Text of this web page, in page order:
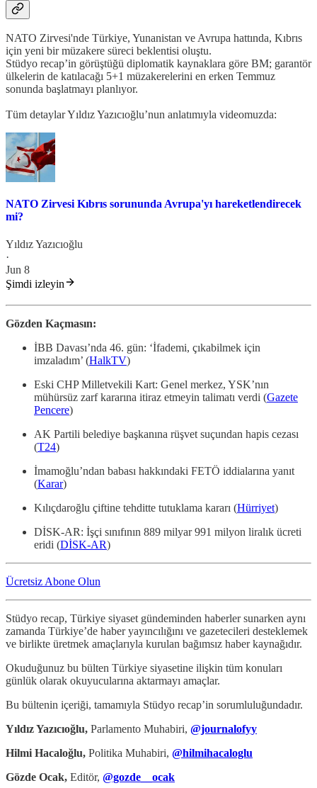
NATO Zirvesi'nde Türkiye, Yunanistan ve Avrupa hattında, Kıbrıs
için yeni bir müzakere süreci beklentisi oluştu.
Stüdyo recap’in görüştüğü diplomatik kaynaklara göre BM; garantör
ülkelerin de katılacağı 5+1 müzakerelerini en erken Temmuz
sonunda başlatmayı planlıyor.
Tüm detaylar Yıldız Yazıcıoğlu’nun anlatımıyla videomuzda:
NATO Zirvesi Kıbrıs sorununda Avrupa'yı hareketlendirecek
mi?
Yıldız Yazıcıoğlu
·
Jun 8
Şimdi izleyin
Gözden Kaçmasın:
İBB Davası’nda 46. gün: ‘İfademi, çıkabilmek için
imzaladım’ (HalkTV)
Eski CHP Milletvekili Kart: Genel merkez, YSK’nın
mühürsüz zarf kararına itiraz etmeyin talimatı verdi (Gazete
Pencere)
AK Partili belediye başkanına rüşvet suçundan hapis cezası
(T24)
İmamoğlu’ndan babası hakkındaki FETÖ iddialarına yanıt
(Karar)
Kılıçdaroğlu çiftine tehditte tutuklama kararı (Hürriyet)
DİSK-AR: İşçi sınıfının 889 milyar 991 milyon liralık ücreti
eridi (DİSK-AR)
Ücretsiz Abone Olun
Stüdyo recap, Türkiye siyaset gündeminden haberler sunarken aynı
zamanda Türkiye’de haber yayıncılığını ve gazetecileri desteklemek
ve birlikte üretmek amaçlarıyla kurulan bağımsız haber kaynağıdır.
Okuduğunuz bu bülten Türkiye siyasetine ilişkin tüm konuları
günlük olarak okuyucularına aktarmayı amaçlar.
Bu bültenin içeriği, tamamıyla Stüdyo recap’in sorumluluğundadır.
Yıldız Yazıcıoğlu, Parlamento Muhabiri, @journalofyy
Hilmi Hacaloğlu, Politika Muhabiri, @hilmihacaloglu
Gözde Ocak, Editör, @gozde__ocak